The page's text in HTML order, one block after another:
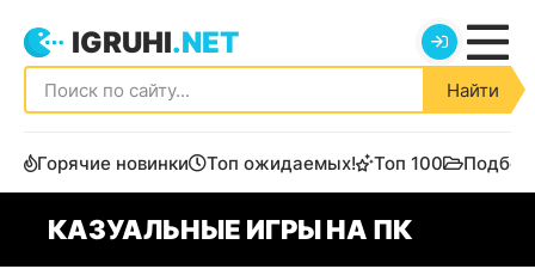
IGRUHI.NET
Найти
Горячие новинки Топ ожидаемых! Топ 100
КАЗУАЛЬНЫЕ ИГРЫ НА ПК